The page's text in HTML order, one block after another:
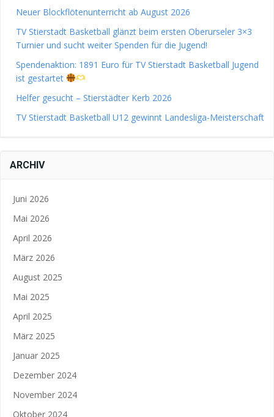
Neuer Blockflötenunterricht ab August 2026
TV Stierstadt Basketball glänzt beim ersten Oberurseler 3×3
Turnier und sucht weiter Spenden für die Jugend!
Spendenaktion: 1891 Euro für TV Stierstadt Basketball Jugend
ist gestartet
Helfer gesucht – Stierstädter Kerb 2026
TV Stierstadt Basketball U12 gewinnt Landesliga-Meisterschaft
ARCHIV
Juni 2026
Mai 2026
April 2026
März 2026
August 2025
Mai 2025
April 2025
März 2025
Januar 2025
Dezember 2024
November 2024
Oktober 2024